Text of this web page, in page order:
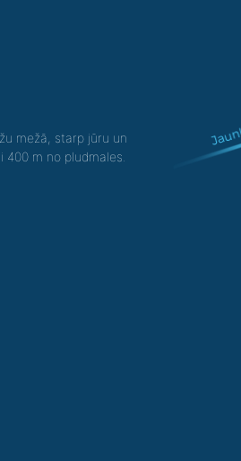
mežā, starp jūru un
m no pludmales.